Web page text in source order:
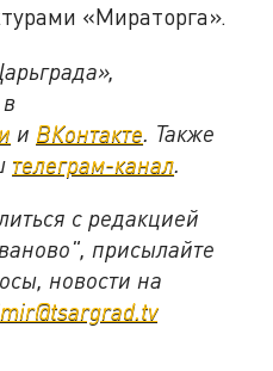
«Мираторга».
и ВКонтакте . Также
телеграм-канал
с редакцией
присылайте
новости на